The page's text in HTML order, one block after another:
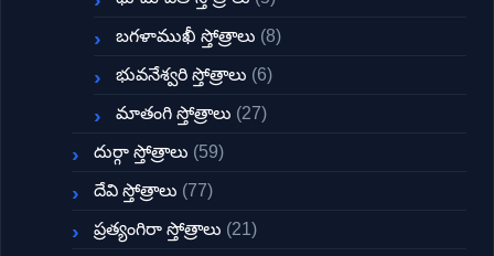
బగళాముఖీ స్తోత్రాలు (8)
భువనేశ్వరి స్తోత్రాలు (6)
మాతంగి స్తోత్రాలు (27)
దుర్గా స్తోత్రాలు (59)
దేవి స్తోత్రాలు (77)
ప్రత్యంగిరా స్తోత్రాలు (21)